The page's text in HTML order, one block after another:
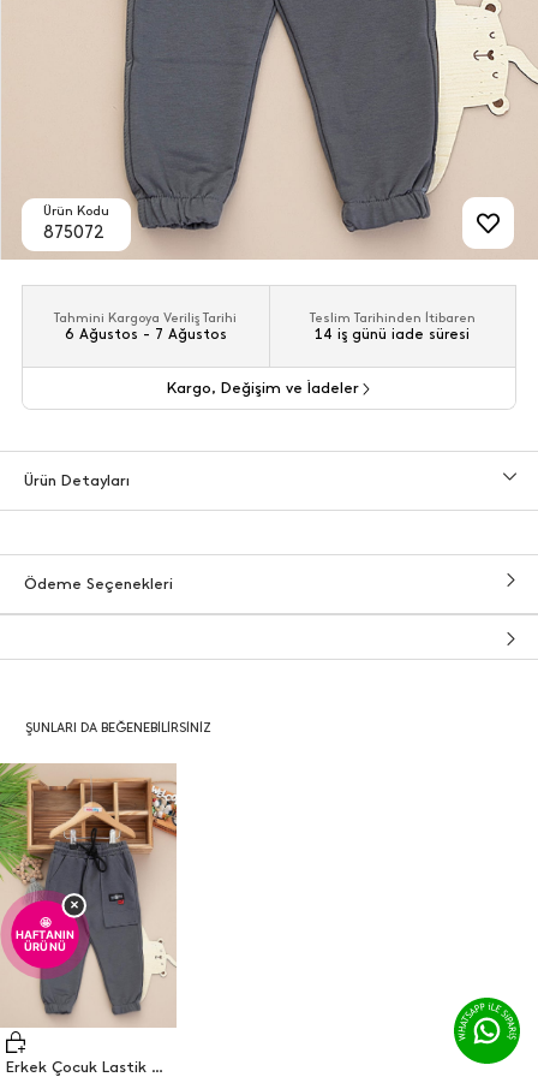
Ürün Kodu
875072
Tahmini Kargoya Veriliş Tarihi
6 Ağustos - 7 Ağustos
Teslim Tarihinden İtibaren
14 iş günü iade süresi
Kargo, Değişim ve İadeler
Ürün Detayları
Ödeme Seçenekleri
ŞUNLARI DA BEĞENEBILIRSINIZ
Erkek Çocuk Lastik Paça 9 Armalı Tek Alt - 24094 (1-4 Yaş)
🤩
HAFTANIN
ÜRÜNÜ
×